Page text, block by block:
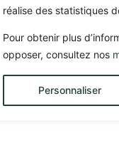
réalise des statistiques
Pour obtenir plus
opposer, consultez nos
Personnaliser
Gestion 2026